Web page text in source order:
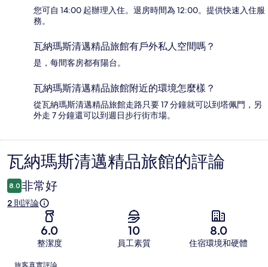
您可自 14:00 起辦理入住。退房時間為 12:00。提供快速入住服
務。
瓦納瑪斯清邁精品旅館有戶外私人空間嗎？
是，每間客房都有陽台。
瓦納瑪斯清邁精品旅館附近的環境怎麼樣？
從瓦納瑪斯清邁精品旅館走路只要 17 分鐘就可以到塔佩門，另
外走 7 分鐘還可以到週日步行街市場。
評
論
瓦納瑪斯清邁精品旅館的評論
8.0 非常好
2 則評論
6.0
整潔度
10
員工素質
8.0
住宿環境和硬體
評